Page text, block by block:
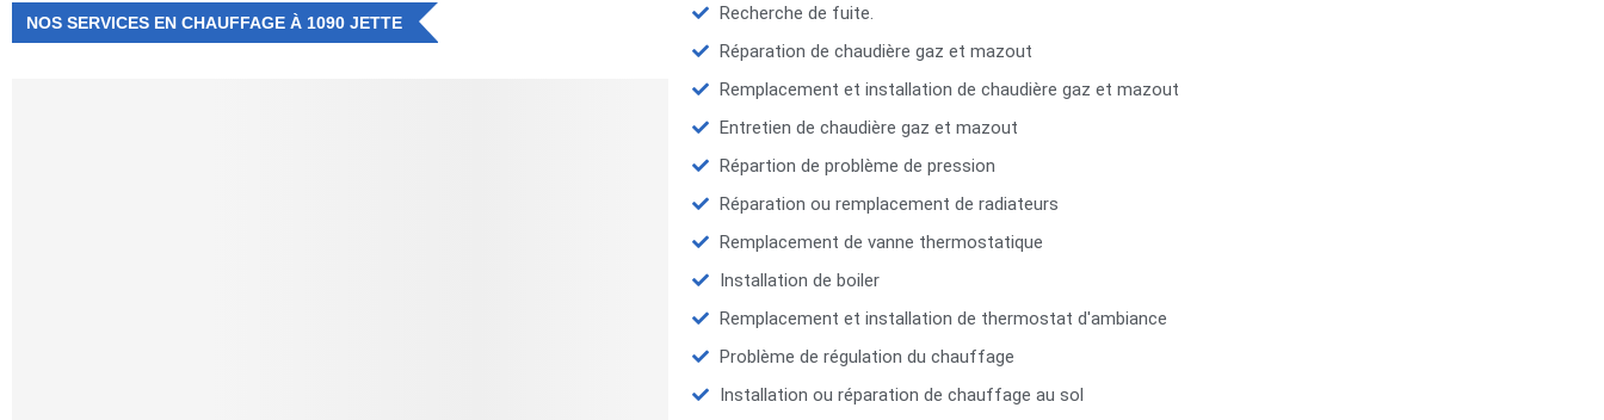
NOS SERVICES EN CHAUFFAGE À 1090 JETTE
Recherche de fuite.
Réparation de chaudière gaz et mazout
Remplacement et installation de chaudière gaz et mazout
Entretien de chaudière gaz et mazout
Répartion de problème de pression
Réparation ou remplacement de radiateurs
Remplacement de vanne thermostatique
Installation de boiler
Remplacement et installation de thermostat d'ambiance
Problème de régulation du chauffage
Installation ou réparation de chauffage au sol